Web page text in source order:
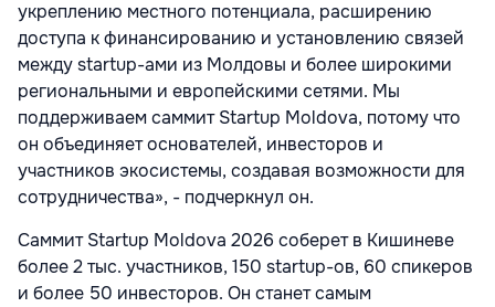
укреплению местного потенциала, расширению
доступа к финансированию и установлению связей
между startup-ами из Молдовы и более широкими
региональными и европейскими сетями. Мы
поддерживаем саммит Startup Moldova, потому что
он объединяет основателей, инвесторов и
участников экосистемы, создавая возможности для
сотрудничества», - подчеркнул он.
Саммит Startup Moldova 2026 соберет в Кишиневе
более 2 тыс. участников, 150 startup-ов, 60 спикеров
и более 50 инвесторов. Он станет самым